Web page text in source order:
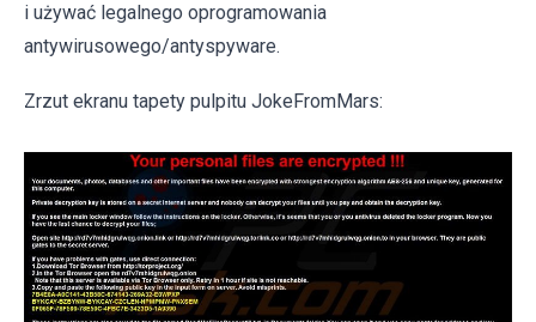
i używać legalnego oprogramowania
antywirusowego/antyspyware.
Zrzut ekranu tapety pulpitu JokeFromMars: